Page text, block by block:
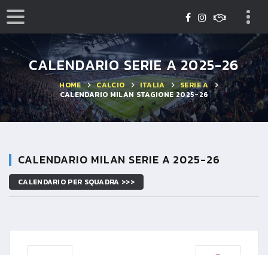
CALENDARIO SERIE A 2025-26
HOME CALCIO ITALIA
SERIE A
CALENDARIO MILAN STAGIONE 2025-26
CALENDARIO MILAN SERIE A 2025-26
CALENDARIO PER SQUADRA >>>